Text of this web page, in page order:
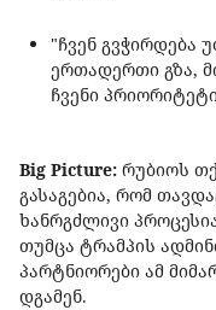
"ჩვენ გვჭირდება
ერთადერთი გზა,
ჩვენი
Big Picture: რუბიოს
გასაგებია, რომ
ხანრგძლივი
თუმცა ტრამპის
პარტნიორები ამ
დგამენ.